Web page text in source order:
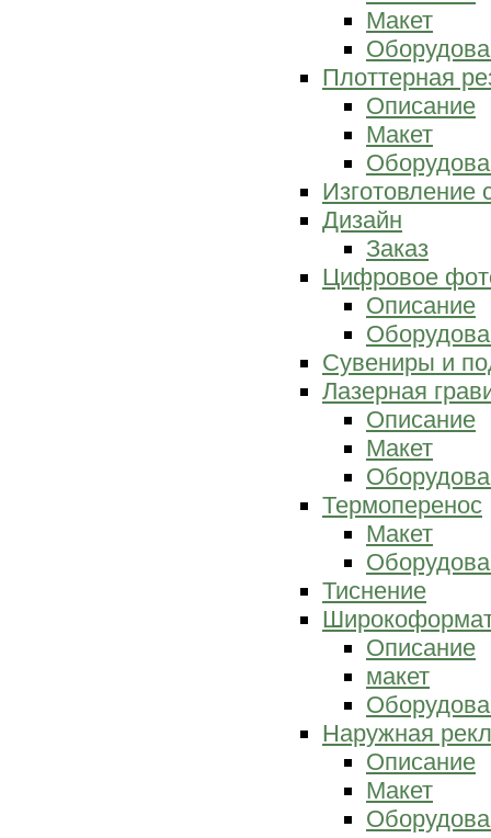
Макет
Плоттерная
Описание
Макет
Изготовление
Дизайн
Заказ
Цифровое
Описание
Сувениры и
Лазерная
Описание
Макет
Термоперенос
Макет
Тиснение
Описание
макет
Наружная
Описание
Макет